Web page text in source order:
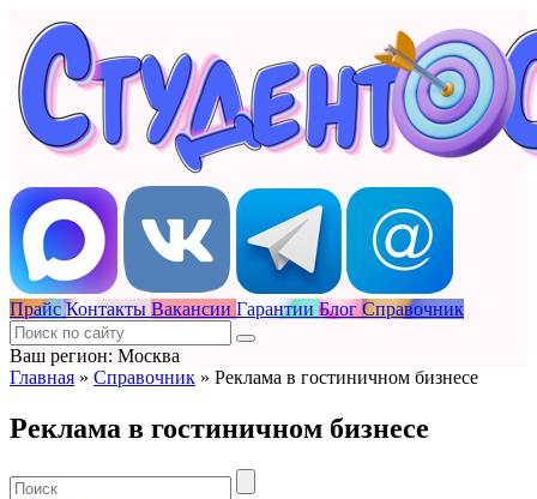
Прайс Контакты Вакансии Гарантии Блог Справочник
Ваш регион: Москва
Главная » Справочник » Реклама в гостиничном бизнесе
Реклама в гостиничном бизнесе